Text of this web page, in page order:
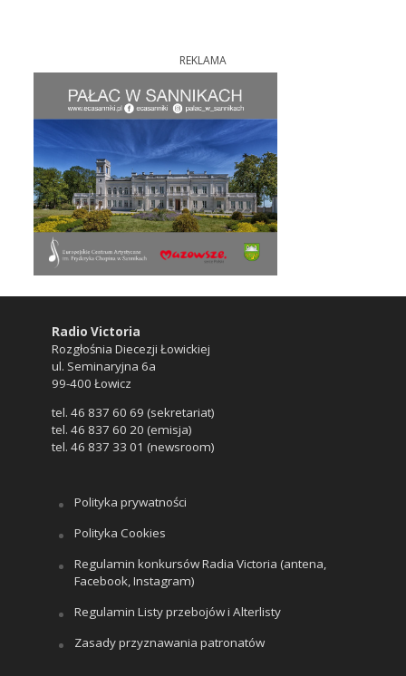
REKLAMA
Radio Victoria
Rozgłośnia Diecezji Łowickiej
ul. Seminaryjna 6a
99-400 Łowicz
tel. 46 837 60 69 (sekretariat)
tel. 46 837 60 20 (emisja)
tel. 46 837 33 01 (newsroom)
Polityka prywatności
Polityka Cookies
Regulamin konkursów Radia Victoria (antena,
Facebook, Instagram)
Regulamin Listy przebojów i Alterlisty
Zasady przyznawania patronatów